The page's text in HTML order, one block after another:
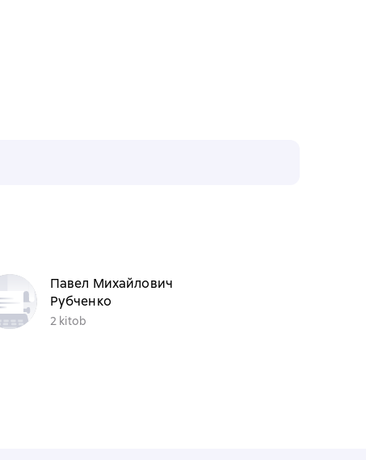
Павел Михайлович
Рубченко
2 kitob